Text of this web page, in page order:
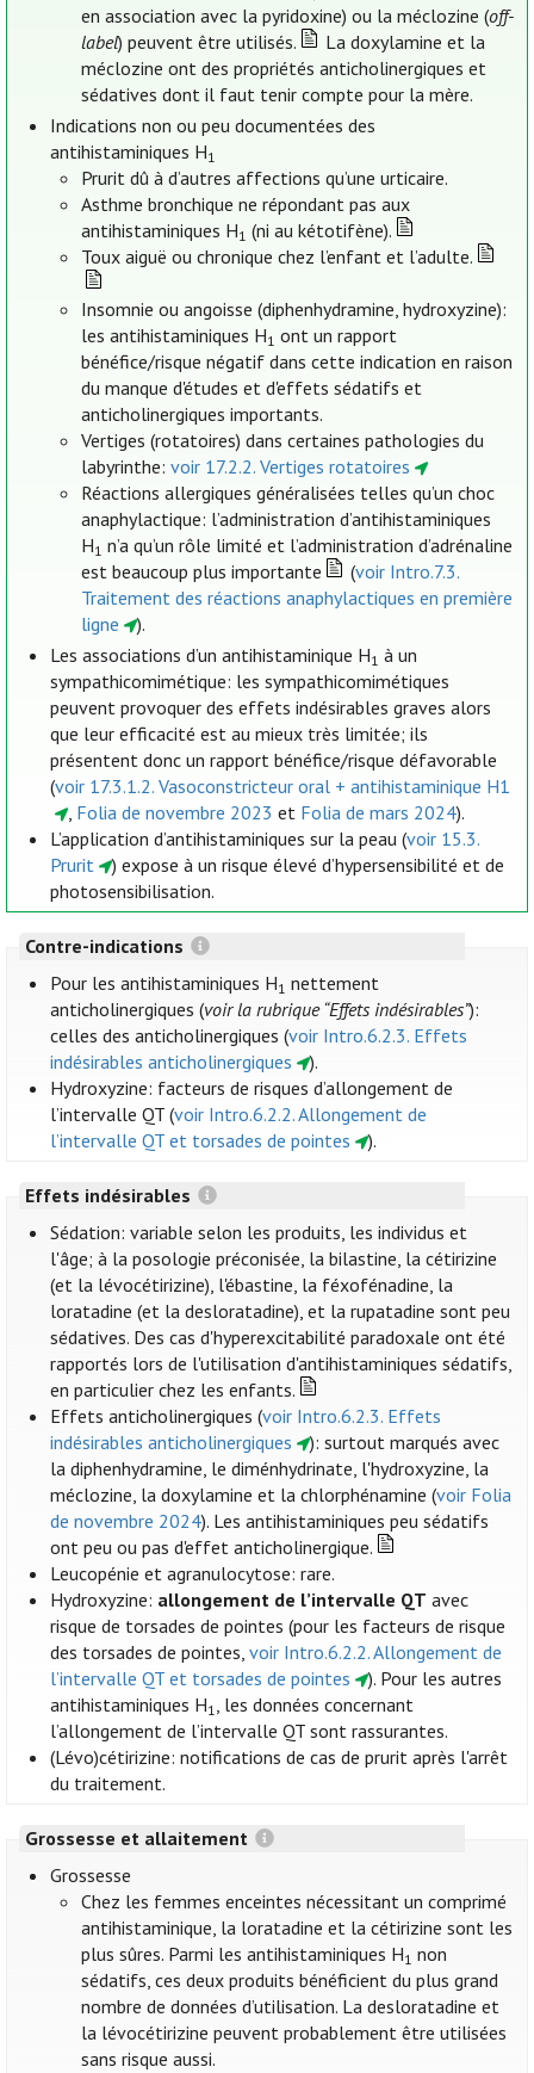
en association avec la pyridoxine) ou la méclozine (off-
label) peuvent être utilisés.
La doxylamine et la
méclozine ont des propriétés anticholinergiques et
sédatives dont il faut tenir compte pour la mère.
Indications non ou peu documentées des
antihistaminiques H1
Prurit dû à d’autres affections qu’une urticaire.
Asthme bronchique ne répondant pas aux
antihistaminiques H1 (ni au kétotifène).
Toux aiguë ou chronique chez l’enfant et l’adulte.
Insomnie ou angoisse (diphenhydramine, hydroxyzine):
les antihistaminiques H1 ont un rapport
bénéfice/risque négatif dans cette indication en raison
du manque d'études et d'effets sédatifs et
anticholinergiques importants.
Vertiges (rotatoires) dans certaines pathologies du
labyrinthe:voir 17.2.2. Vertiges rotatoires
Réactions allergiques généralisées telles qu’un choc
anaphylactique: l’administration d’antihistaminiques
H1 n’a qu’un rôle limité et l’administration d’adrénaline
est beaucoup plus importante
(voir Intro.7.3.
Traitement des réactions anaphylactiques en première
ligne
).
Les associations d’un antihistaminique H1 à un
sympathicomimétique: les sympathicomimétiques
peuvent provoquer des effets indésirables graves alors
que leur efficacité est au mieux très limitée; ils
présentent donc un rapport bénéfice/risque défavorable
(voir 17.3.1.2. Vasoconstricteur oral + antihistaminique H1
, Folia de novembre 2023 et Folia de mars 2024).
L’application d’antihistaminiques sur la peau (voir 15.3.
Prurit
) expose à un risque élevé d’hypersensibilité et de
photosensibilisation.
Contre-indications
Pour les antihistaminiques H1 nettement
anticholinergiques (voir la rubrique “Effets indésirables”):
celles des anticholinergiques (voir Intro.6.2.3. Effets
indésirables anticholinergiques
).
Hydroxyzine: facteurs de risques d’allongement de
l’intervalle QT (voir Intro.6.2.2. Allongement de
l’intervalle QT et torsades de pointes
).
Effets indésirables
Sédation: variable selon les produits, les individus et
l'âge; à la posologie préconisée, la bilastine, la cétirizine
(et la lévocétirizine), l'ébastine, la féxofénadine, la
loratadine (et la desloratadine), et la rupatadine sont peu
sédatives. Des cas d'hyperexcitabilité paradoxale ont été
rapportés lors de l'utilisation d'antihistaminiques sédatifs,
en particulier chez les enfants.
Effets anticholinergiques (voir Intro.6.2.3. Effets
indésirables anticholinergiques
): surtout marqués avec
la diphenhydramine, le diménhydrinate, l'hydroxyzine, la
méclozine, la doxylamine et la chlorphénamine (voir Folia
de novembre 2024). Les antihistaminiques peu sédatifs
ont peu ou pas d'effet anticholinergique.
Leucopénie et agranulocytose: rare.
Hydroxyzine: allongement de l’intervalle QT avec
risque de torsades de pointes (pour les facteurs de risque
des torsades de pointes,voir Intro.6.2.2. Allongement de
l’intervalle QT et torsades de pointes
). Pour les autres
antihistaminiques H1, les données concernant
l’allongement de l’intervalle QT sont rassurantes.
(Lévo)cétirizine: notifications de cas de prurit après l'arrêt
du traitement.
Grossesse et allaitement
Grossesse
Chez les femmes enceintes nécessitant un comprimé
antihistaminique, la loratadine et la cétirizine sont les
plus sûres. Parmi les antihistaminiques H1 non
sédatifs, ces deux produits bénéficient du plus grand
nombre de données d’utilisation. La desloratadine et
la lévocétirizine peuvent probablement être utilisées
sans risque aussi.